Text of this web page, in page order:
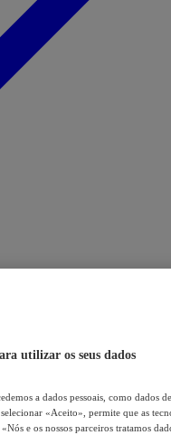
utilizar os seus dados
a dados pessoais, como dados
«Aceito», permite que as
e os nossos parceiros tratamos